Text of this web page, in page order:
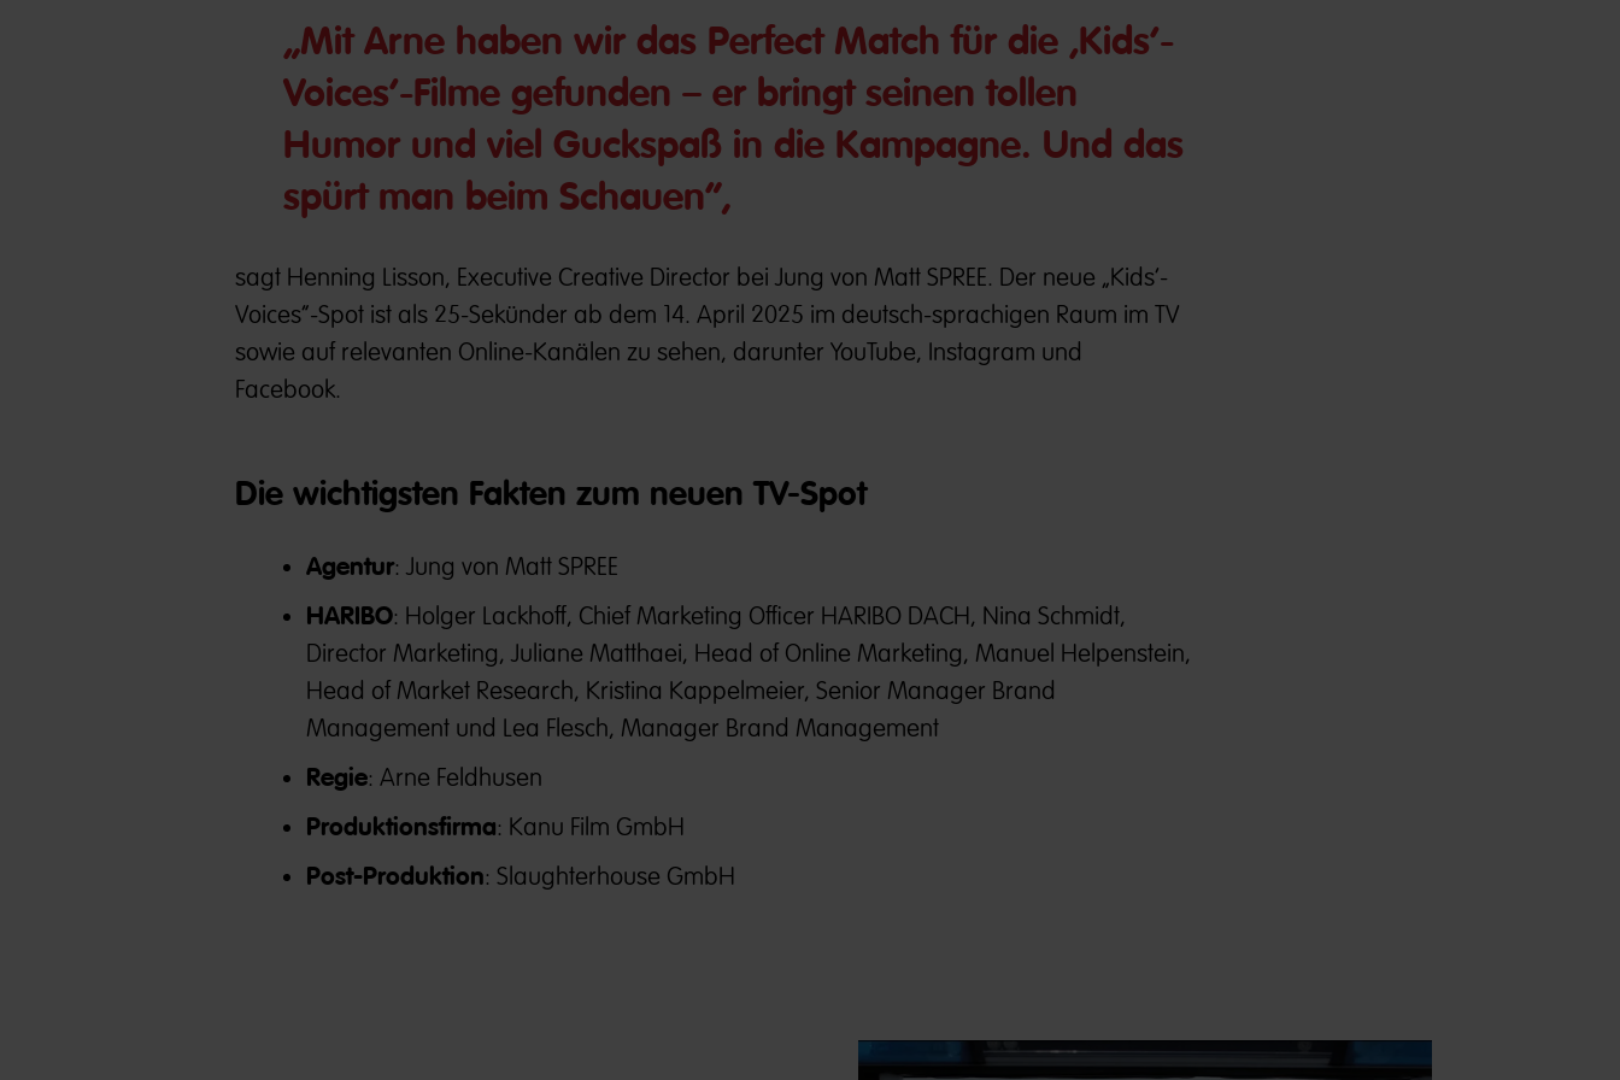
„Mit Arne haben wir das Perfect Match für die ‚Kids‘-
Voices‘-Filme gefunden – er bringt seinen tollen
Humor und viel Guckspaß in die Kampagne. Und das
spürt man beim Schauen“,
sagt Henning Lisson, Executive Creative Director bei Jung von Matt SPREE. Der neue „Kids‘-
Voices“-Spot ist als 25-Sekünder ab dem 14. April 2025 im deutsch-sprachigen Raum im TV
sowie auf relevanten Online-Kanälen zu sehen, darunter YouTube, Instagram und
Facebook.
Die wichtigsten Fakten zum neuen TV-Spot
Agentur: Jung von Matt SPREE
HARIBO: Holger Lackhoff, Chief Marketing Officer HARIBO DACH, Nina Schmidt,
Director Marketing, Juliane Matthaei, Head of Online Marketing, Manuel Helpenstein,
Head of Market Research, Kristina Kappelmeier, Senior Manager Brand
Management und Lea Flesch, Manager Brand Management
Regie: Arne Feldhusen
Produktionsfirma: Kanu Film GmbH
Post-Produktion: Slaughterhouse GmbH